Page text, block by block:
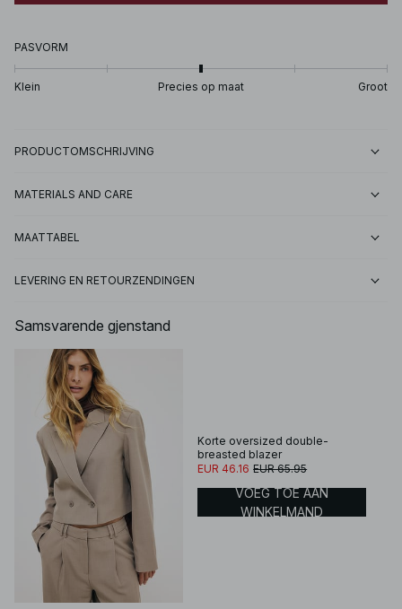
PASVORM
Klein Precies op maat Groot
PRODUCTOMSCHRIJVING
MATERIALS AND CARE
MAATTABEL
LEVERING EN RETOURZENDINGEN
Samsvarende gjenstand
Korte oversized double-
breasted blazer
EUR 46.16 EUR 65.95
VOEG TOE AAN
WINKELMAND